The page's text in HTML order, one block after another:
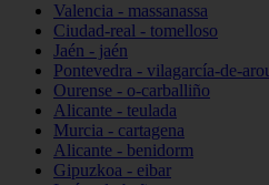
Valencia - massanassa
Ciudad-real - tomelloso
Jaén - jaén
Pontevedra - vilagarcía-de-
Ourense - o-carballiño
Alicante - teulada
Murcia - cartagena
Alicante - benidorm
Gipuzkoa - eibar